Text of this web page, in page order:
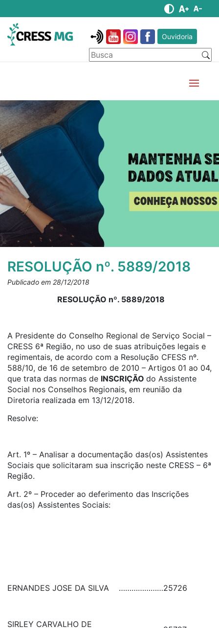
Ouvidoria
RESOLUÇÃO nº. 5889/2018
Publicado em 28/12/2018
RESOLUÇÃO nº. 5889/2018
A Presidente do Conselho Regional de Serviço Social –
CRESS 6ª Região, no uso de suas atribuições legais e
regimentais, de acordo com a Resolução CFESS nº.
588/10, de 16 de setembro de 2010 – Artigos 01 ao 04,
que trata das normas de INSCRIÇÃO do Assistente
Social nos Conselhos Regionais, em reunião da
Diretoria realizada em 13/12/2018.
Resolve:
Art. 1º – Analisar a documentação das(os) Assistentes
Sociais que solicitaram sua inscrição neste CRESS – 6ª
Região.
Art. 2º – Proceder ao deferimento das Inscrições
das(os) Assistentes Sociais:
ERNANDES JOSE DA SILVA …………………25726
SIRLEY CARVALHO DE